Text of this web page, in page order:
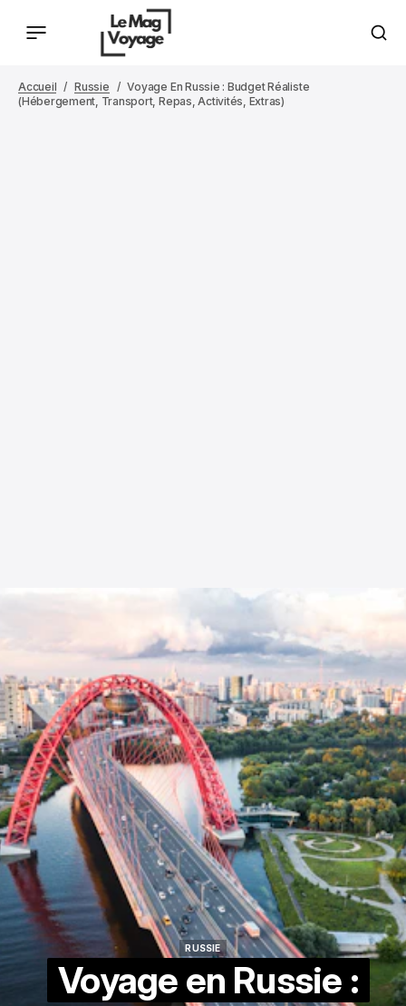
Accueil Russie
Voyage En Russie : Budget Réaliste
(hébergement, Transport, Repas, Activités, Extras)
RUSSIE
Voyage en Russie :